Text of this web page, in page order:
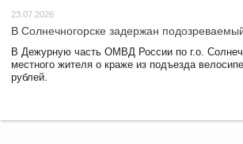
23.07.2026
В Солнечногорске задержан
В Дежурную часть ОМВД России по г.о.
местного жителя о краже из подъезда
рублей.